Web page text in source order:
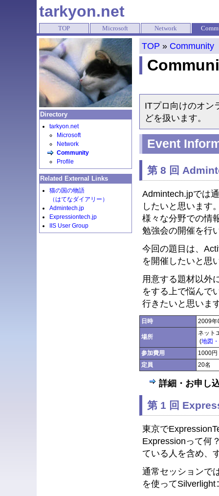
tarkyon.net
TOP Microsoft Network
TOP » Community
ITプロ向けのオン
どを扱います。
Event
第 8 回
Admintech.jpでは
したいと思います
様々な分野での情
勉強会の開催を行
今回の題目は、
を開催したいと思
用意する題材以外
をする上で悩んで
行きたいと思いま
日時 2009年
場所
ネット
(地図
参加費用
1000円
定員
20名
詳細・お申し
第 1 回
東京で
Expressionって何
ている人を含め、
通常セッションで
を使って
Directory
tarkyon.net
Microsoft
Network
Community
Profile
Related External Links
猫の国の物語
（はてなダイアリー）
Admintech.jp
Expressiontech.jp
IIS User Group